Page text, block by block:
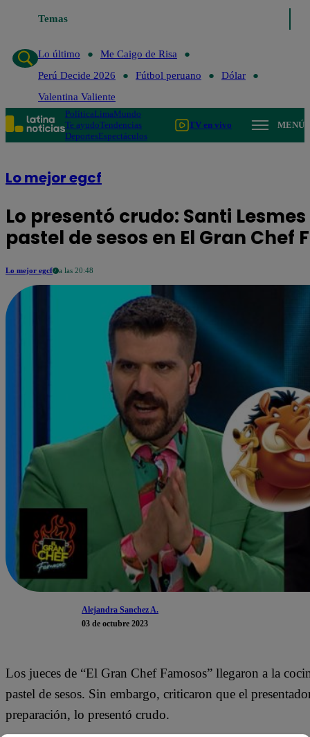
Temas
Lo último
Lo último
Me Caigo de Risa
Perú Decide 2026
Fútbol peruano
Dólar
Valentina Valiente
PolíticaLimaMundo
Te ayudoTendencias
DeportesEspectáculos
TV en vivo MENÚ
Lo mejor egcf
Lo presentó crudo: Santi
pastel de sesos en El Gran Chef
Lo mejor egcf a las 20:48
Alejandra Sanchez A.
03 de octubre 2023
Los jueces de “El Gran Chef Famosos” llegaron a la
pastel de sesos. Sin embargo, criticaron que el
preparación, lo presentó crudo.